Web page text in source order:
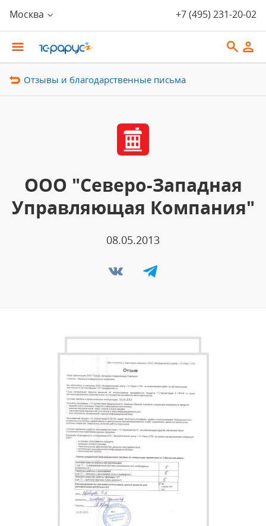
Москва +7 (495) 231-20-02
Отзывы и благодарственные письма
ООО "Северо-Западная
Управляющая Компания"
08.05.2013